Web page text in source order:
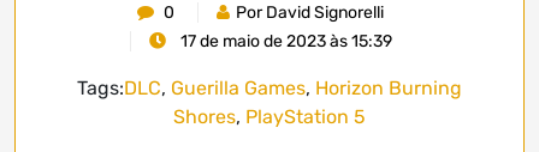
0
Por David Signorelli
17 de maio de 2023 às 15:39
Tags:DLC, Guerilla Games, Horizon Burning
Shores, PlayStation 5